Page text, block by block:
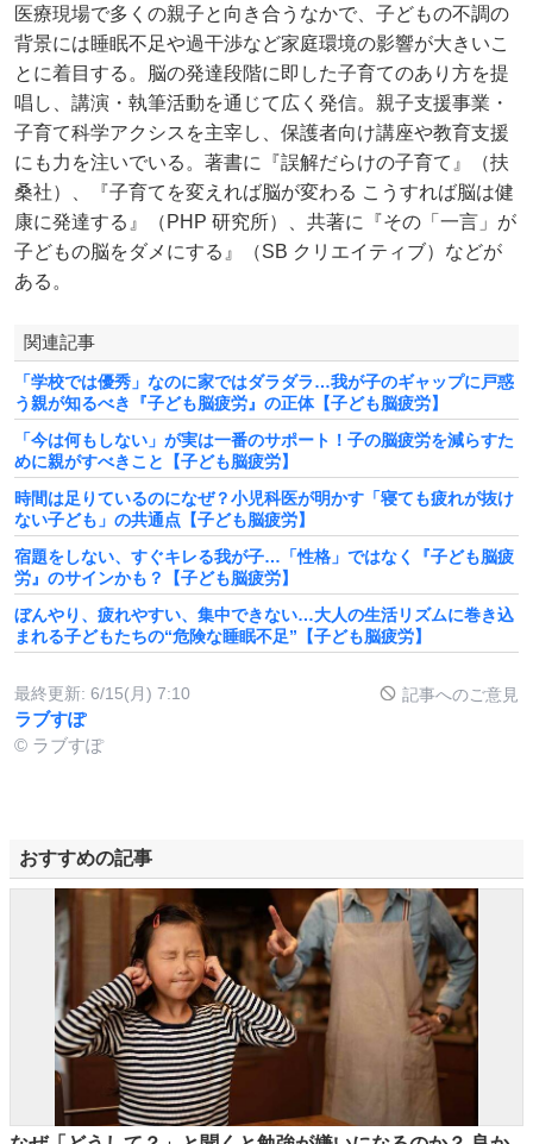
医療現場で多くの親子と向き合うなかで、子どもの不調の
背景には睡眠不足や過干渉など家庭環境の影響が大きいこ
とに着目する。脳の発達段階に即した子育てのあり方を提
唱し、講演・執筆活動を通じて広く発信。親子支援事業・
子育て科学アクシスを主宰し、保護者向け講座や教育支援
にも力を注いでいる。著書に『誤解だらけの子育て』（扶
桑社）、『子育てを変えれば脳が変わる こうすれば脳は健
康に発達する』（PHP 研究所）、共著に『その「一言」が
子どもの脳をダメにする』（SB クリエイティブ）などが
ある。
関連記事
「学校では優秀」なのに家ではダラダラ…我が子のギャップに戸惑
う親が知るべき『子ども脳疲労』の正体【子ども脳疲労】
「今は何もしない」が実は一番のサポート！子の脳疲労を減らすた
めに親がすべきこと【子ども脳疲労】
時間は足りているのになぜ？小児科医が明かす「寝ても疲れが抜け
ない子ども」の共通点【子ども脳疲労】
宿題をしない、すぐキレる我が子…「性格」ではなく『子ども脳疲
労』のサインかも？【子ども脳疲労】
ぼんやり、疲れやすい、集中できない…大人の生活リズムに巻き込
まれる子どもたちの“危険な睡眠不足”【子ども脳疲労】
最終更新: 6/15(月) 7:10 記事へのご意見
ラブすぽ
© ラブすぽ
おすすめの記事